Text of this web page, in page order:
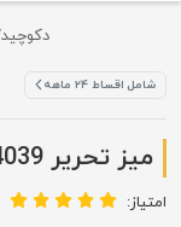
دکوچید
شامل اقساط ۲۴ ماهه
میز تحریر D.4039
امتیاز: